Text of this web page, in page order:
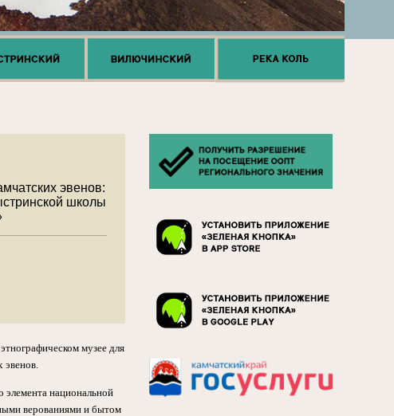
эвенов:
школы
музее для
эвенов.
национальной
верованиями и бытом